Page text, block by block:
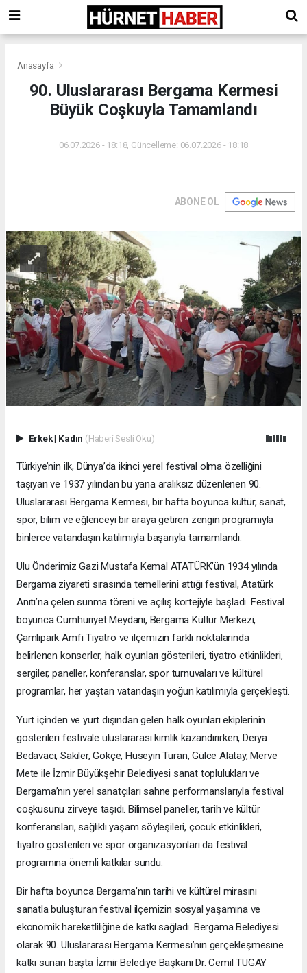
Anasayfa
90. Uluslararası Bergama Kermesi
Büyük Coşkuyla Tamamlandı
06.07.2026 - 18:18, Güncelleme: 06.07.2026 - 18:18
ABONE OL
Erkek| Kadın (Haberi Sesli Oku)
Türkiye’nin ilk, Dünya’da ikinci yerel festival olma özelliğini
taşıyan ve 1937 yılından bu yana aralıksız düzenlenen 90.
Uluslararası Bergama Kermesi, bir hafta boyunca kültür, sanat,
spor, bilim ve eğlenceyi bir araya getiren zengin programıyla
binlerce vatandaşın katılımıyla başarıyla tamamlandı.
Ulu Önderimiz Gazi Mustafa Kemal ATATÜRK’ün 1934 yılında
Bergama ziyareti sırasında temellerini attığı festival, Atatürk
Anıtı’na çelen sunma töreni ve açılış kortejiyle başladı. Festival
boyunca Cumhuriyet Meydanı, Bergama Kültür Merkezi,
Çamlıpark Amfi Tiyatro ve ilçemizin farklı noktalarında
belirlenen konserler, halk oyunları gösterileri, tiyatro etkinlikleri,
sergiler, paneller, konferanslar, spor turnuvaları ve kültürel
programlar, her yaştan vatandaşın yoğun katılımıyla gerçekleşti.
Yurt içinden ve yurt dışından gelen halk oyunları ekiplerinin
gösterileri festivale uluslararası kimlik kazandırırken, Derya
Bedavacı, Sakiler, Gökçe, Hüseyin Turan, Gülce Alatay, Merve
Mete ile İzmir Büyükşehir Belediyesi sanat toplulukları ve
Bergama’nın yerel sanatçıları sahne performanslarıyla festival
coşkusunu zirveye taşıdı. Bilimsel paneller, tarih ve kültür
konferansları, sağlıklı yaşam söyleşileri, çocuk etkinlikleri,
tiyatro gösterileri ve spor organizasyonları da festival
programına önemli katkılar sundu.
Bir hafta boyunca Bergama’nın tarihi ve kültürel mirasını
sanatla buluşturan festival ilçemizin sosyal yaşamına ve
ekonomik hareketliliğine de katkı sağladı. Bergama Belediyesi
olarak 90. Uluslararası Bergama Kermesi’nin gerçekleşmesine
katkı sunan başta İzmir Belediye Başkanı Dr. Cemil TUGAY